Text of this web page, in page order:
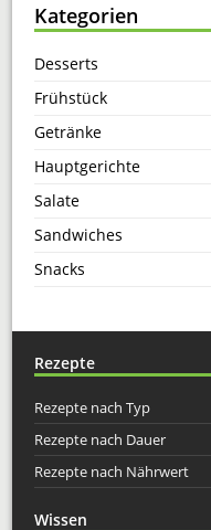
Kategorien
Desserts
Frühstück
Getränke
Hauptgerichte
Salate
Sandwiches
Snacks
Rezepte
Rezepte nach Typ
Rezepte nach Dauer
Rezepte nach Nährwert
Wissen